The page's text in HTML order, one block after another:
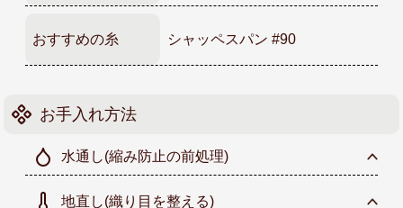
おすすめの糸 シャッペスパン #90
お手入れ方法
水通し(縮み防止の前処理)
地直し(織り目を整える)